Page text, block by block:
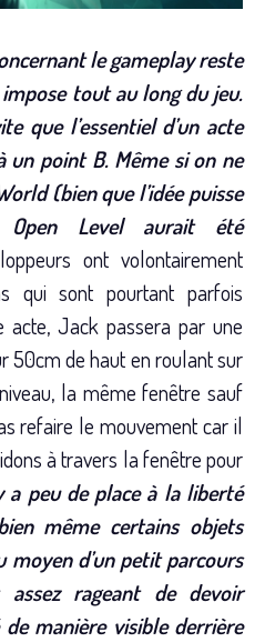
le gameplay reste
tout au long du jeu.
que l’essentiel d’un acte
un point B. Même si on ne
(bien que l’idée puisse
Level aurait été
ont volontairement
qui sont pourtant parfois
acte, Jack passera par une
50cm de haut en roulant sur
la même fenêtre sauf
refaire le mouvement car il
à travers la fenêtre pour
a peu de place à la liberté
même certains objets
d’un petit parcours
assez rageant de devoir
manière visible derrière